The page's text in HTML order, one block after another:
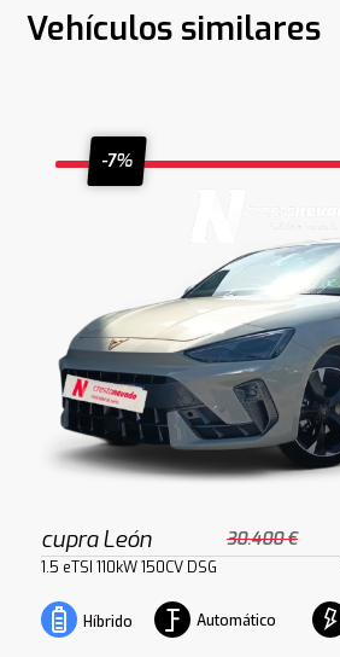
Vehículos similares
-7%
cupra León 30.400 €
1.5 eTSI 110kW 150CV DSG
Híbrido Automático